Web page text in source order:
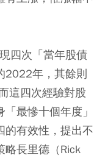
四次「當年股債
2022年，其餘則
這四次經驗對股
最慘十個年度」
的有效性，提出不
略長里德（Rick